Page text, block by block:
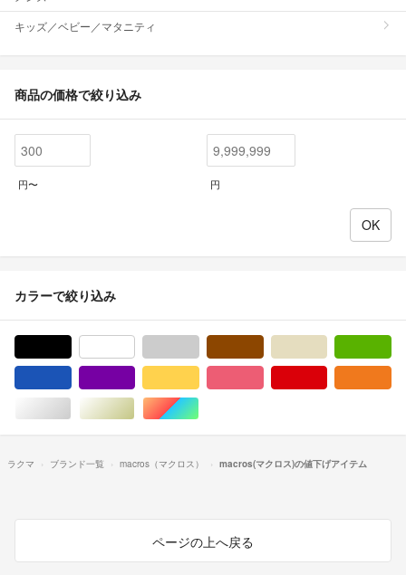
キッズ／ベビー／マタニティ
商品の価格で絞り込み
円〜 円
カラーで絞り込み
シルバー/銀色系ゴールド/金色系マルチカラー
ラクマ ブランド一覧 macros（マクロス） macros(マクロス)の値下げアイテム
ページの上へ戻る